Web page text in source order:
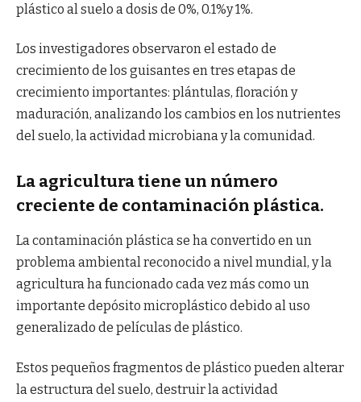
plástico al suelo a dosis de 0%, 0.1%y 1%.
Los investigadores observaron el estado de
crecimiento de los guisantes en tres etapas de
crecimiento importantes: plántulas, floración y
maduración, analizando los cambios en los nutrientes
del suelo, la actividad microbiana y la comunidad.
La agricultura tiene un número
creciente de contaminación plástica.
La contaminación plástica se ha convertido en un
problema ambiental reconocido a nivel mundial, y la
agricultura ha funcionado cada vez más como un
importante depósito microplástico debido al uso
generalizado de películas de plástico.
Estos pequeños fragmentos de plástico pueden alterar
la estructura del suelo, destruir la actividad